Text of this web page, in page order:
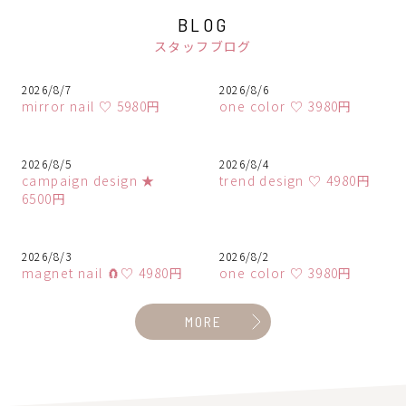
BLOG
スタッフブログ
2026/8/7
mirror nail ♡ 5980円
2026/8/6
one color ♡ 3980円
2026/8/5
campaign design ★
6500円
2026/8/4
trend design ♡ 4980円
2026/8/3
magnet nail 🧲♡ 4980円
2026/8/2
one color ♡ 3980円
MORE